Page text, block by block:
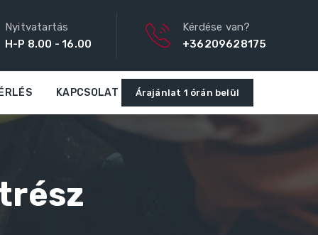
Nyitvatartás
H-P 8.00 - 16.00
Kérdése van?
+36209628175
KAPCSOLAT Árajánlat 1 órán belül